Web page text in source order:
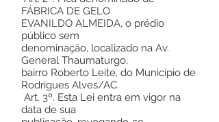
FÁBRICA DE GELO
EVANILDO ALMEIDA, o prédio
público sem
denominação, localizado na Av.
General Thaumaturgo,
bairro Roberto Leite, do Município de
Rodrigues Alves/AC.
Art. 3º. Esta Lei entra em vigor na
data de sua